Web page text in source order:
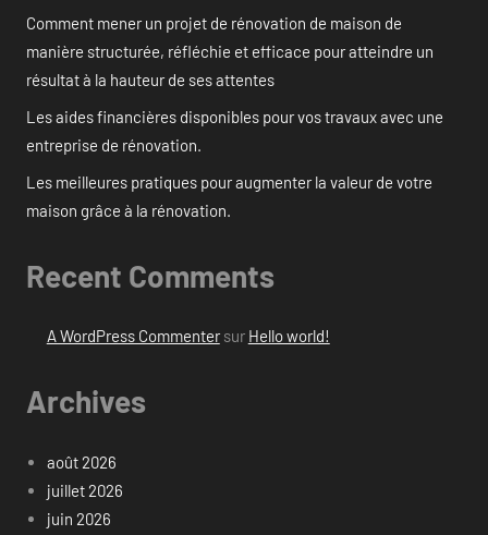
Comment mener un projet de rénovation de maison de
manière structurée, réfléchie et efficace pour atteindre un
résultat à la hauteur de ses attentes
Les aides financières disponibles pour vos travaux avec une
entreprise de rénovation.
Les meilleures pratiques pour augmenter la valeur de votre
maison grâce à la rénovation.
Recent Comments
A WordPress Commentersur Hello world!
Archives
août 2026
juillet 2026
juin 2026